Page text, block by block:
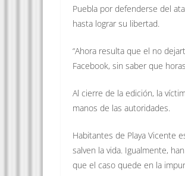
Puebla por defenderse del
hasta lograr su libertad.
“Ahora resulta que el no
Facebook, sin saber que
Al cierre de la edición, la
manos de las autoridades.
Habitantes de Playa Vicente
salven la vida. Igualmente,
que el caso quede en la